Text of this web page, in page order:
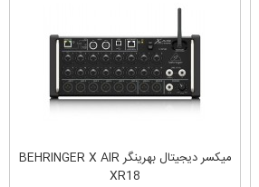
میکسر دیجیتال بهرینگر BEHRINGER X AIR
XR18